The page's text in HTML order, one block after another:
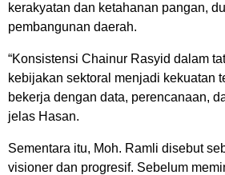
kerakyatan dan ketahanan pangan,
pembangunan daerah.
“Konsistensi Chainur Rasyid dalam
kebijakan sektoral menjadi kekuatan
bekerja dengan data, perencanaan,
jelas Hasan.
Sementara itu, Moh. Ramli disebut
visioner dan progresif. Sebelum